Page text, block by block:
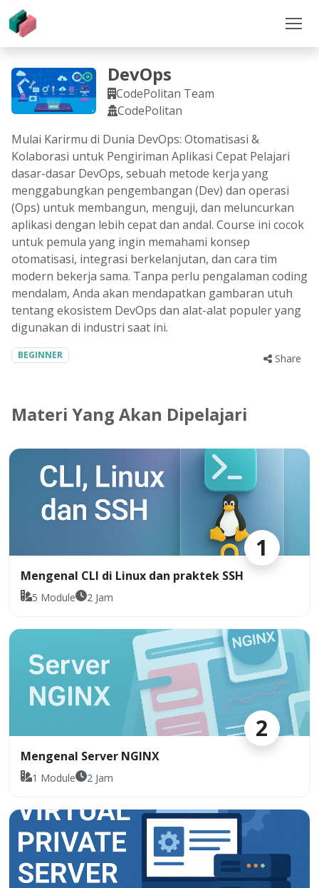
DevOps
CodePolitan Team
CodePolitan
Mulai Karirmu di Dunia DevOps: Otomatisasi &
Kolaborasi untuk Pengiriman Aplikasi Cepat Pelajari
dasar-dasar DevOps, sebuah metode kerja yang
menggabungkan pengembangan (Dev) dan operasi
(Ops) untuk membangun, menguji, dan meluncurkan
aplikasi dengan lebih cepat dan andal. Course ini cocok
untuk pemula yang ingin memahami konsep
otomatisasi, integrasi berkelanjutan, dan cara tim
modern bekerja sama. Tanpa perlu pengalaman coding
mendalam, Anda akan mendapatkan gambaran utuh
tentang ekosistem DevOps dan alat-alat populer yang
digunakan di industri saat ini.
BEGINNER Share
Materi Yang Akan Dipelajari
1
Mengenal CLI di Linux dan praktek SSH
5 Module 2 Jam
2
Mengenal Server NGINX
1 Module 2 Jam